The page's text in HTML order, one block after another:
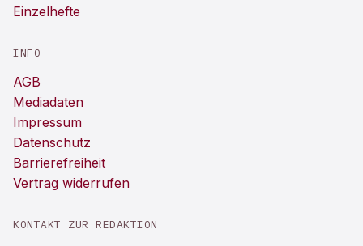
Einzelhefte
INFO
AGB
Mediadaten
Impressum
Datenschutz
Barrierefreiheit
Vertrag widerrufen
KONTAKT ZUR REDAKTION